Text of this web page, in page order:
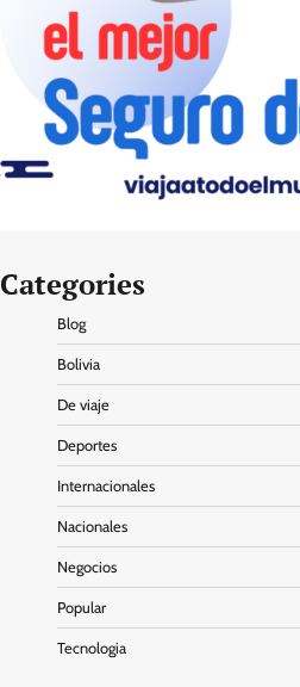
Categories
Blog
Bolivia
De viaje
Deportes
Internacionales
Nacionales
Negocios
Popular
Tecnologia